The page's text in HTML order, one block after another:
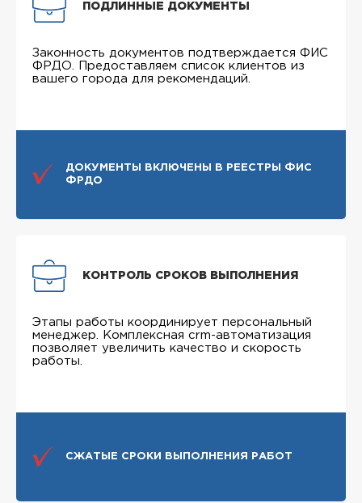
ПОДЛИННЫЕ ДОКУМЕНТЫ
Законность документов подтверждается ФИС
ФРДО. Предоставляем список клиентов из
вашего города для рекомендаций.
ДОКУМЕНТЫ ВКЛЮЧЕНЫ В РЕЕСТРЫ ФИС
ФРДО
КОНТРОЛЬ СРОКОВ ВЫПОЛНЕНИЯ
Этапы работы координирует персональный
менеджер. Комплексная crm-автоматизация
позволяет увеличить качество и скорость
работы.
СЖАТЫЕ СРОКИ ВЫПОЛНЕНИЯ РАБОТ